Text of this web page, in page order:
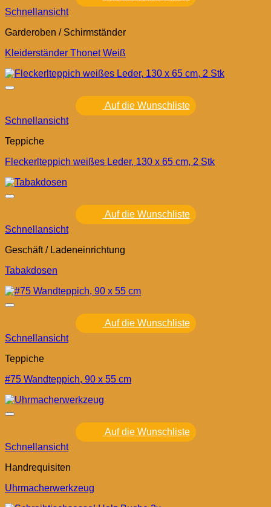
Schnellansicht
Garderoben / Schirmständer
Kleiderständer Thonet Weiß
Auf die Wunschliste
Schnellansicht
Teppiche
Fleckerlteppich weißes Leder, 130 x 65 cm, 2 Stk
Auf die Wunschliste
Schnellansicht
Geschäft / Ladeneinrichtung
Tabakdosen
Auf die Wunschliste
Schnellansicht
Teppiche
#75 Wandteppich, 90 x 55 cm
Auf die Wunschliste
Schnellansicht
Handrequisiten
Uhrmacherwerkzeug